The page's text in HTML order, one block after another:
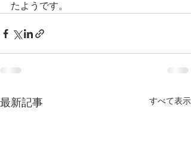
たようです。
最新記事 すべて表示